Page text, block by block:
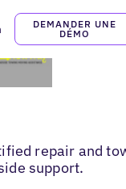
DEMANDER UNE
DÉMO
repair and
support.